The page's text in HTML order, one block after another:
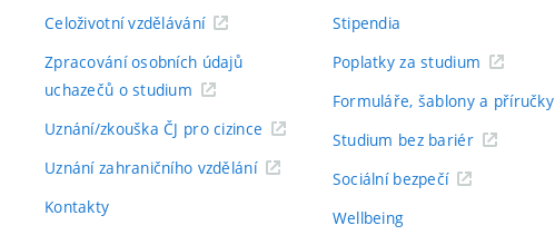
Celoživotní vzdělávání
Zpracování osobních údajů
uchazečů o studium
Uznání/zkouška ČJ pro cizince
Uznání zahraničního vzdělání
Kontakty
Stipendia
Poplatky za studium
Formuláře, šablony a příručky
Studium bez bariér
Sociální bezpečí
Wellbeing